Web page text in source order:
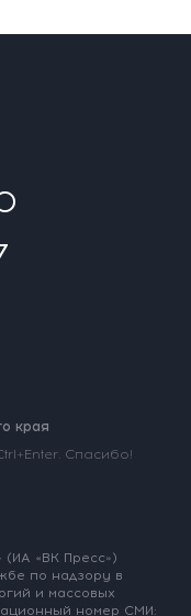
края
Спасибо!
(ИА «ВК Пресс»)
по надзору в
и массовых
номер СМИ: